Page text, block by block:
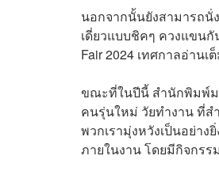
นอกจากนั้นยังสามารถนั่
เดี่ยวแบบชิคๆ ควงแขน
Fair 2024 เทศกาลอ่านเ
ขณะที่ในปีนี้ สำนักพิมพ์ม
คนรุ่นใหม่ วัยทำงาน ที่ส
พวกเรามุ่งหวังเป็นอย่า
ภายในงาน โดยมีกิจกร